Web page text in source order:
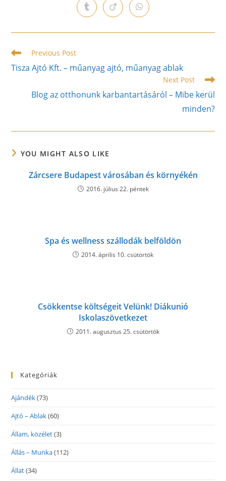
window
a
new
window
a
new
window
a
new
window
Opens
in
new
Opens
in
new
Opens
in
new
Read
articles
Previous Post
Tisza Ajtó Kft. – műanyag ajtó, műanyag ablak
Next Post
Blog az otthonunk karbantartásáról – Mibe kerül
minden?
YOU MIGHT ALSO LIKE
Zárcsere Budapest városában és környékén
2016. július 22. péntek
Spa és wellness szállodák belföldön
2014. április 10. csütörtök
Csökkentse költségeit Velünk! Diákunió
Iskolaszövetkezet
2011. augusztus 25. csütörtök
Kategóriák
Ajándék(73)
Ajtó – Ablak(60)
Állam, közélet(3)
Állás – Munka(112)
Állat(34)